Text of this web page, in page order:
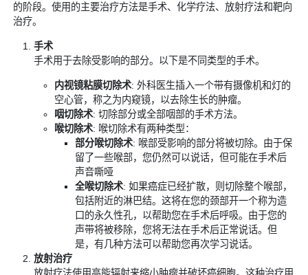
的阶段。使用的主要治疗方法是手术、化学疗法、放射疗法和靶向
治疗。
手术
手术用于去除受影响的部分。以下是不同类型的手术。
内视镜粘膜切除术: 外科医生插入一个带有摄像机和灯的
空心管，称之为内窥镜，以去除生长的肿瘤。
咽切除术: 切除部分或全部咽部的手术方法。
喉切除术: 喉切除术有两种类型：
部分喉切除术: 喉部受影响的部分将被切除。由于保
留了一些喉部，您仍然可以说话，但可能在手术后
声音嘶哑
全喉切除术: 如果癌症已经扩散，则切除整个喉部，
包括附近的淋巴结。这将在您的颈部开一个称为造
口的永久性孔，以帮助您在手术后呼吸。由于您的
声带将被移除，您将无法在手术后正常说话。但
是，有几种方法可以帮助您再次学习说话。
放射治疗